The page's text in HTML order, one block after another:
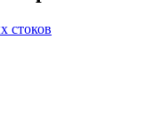
стоков